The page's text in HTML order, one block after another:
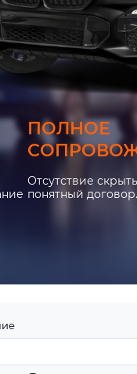
ПОЛНОЕ
Отсутствие
понятный